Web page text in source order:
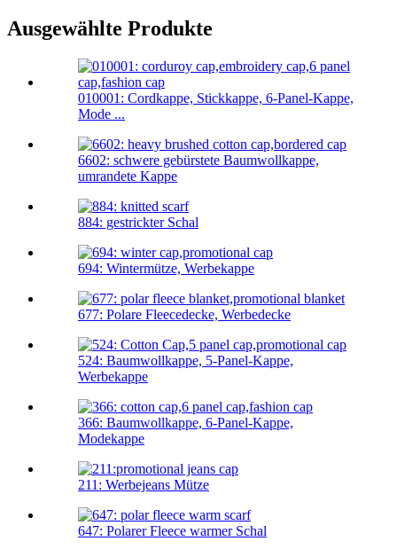
Ausgewählte Produkte
010001: Cordkappe, Stickkappe, 6-Panel-Kappe,
Mode ...
6602: schwere gebürstete Baumwollkappe,
umrandete Kappe
884: gestrickter Schal
694: Wintermütze, Werbekappe
677: Polare Fleecedecke, Werbedecke
524: Baumwollkappe, 5-Panel-Kappe,
Werbekappe
366: Baumwollkappe, 6-Panel-Kappe,
Modekappe
211: Werbejeans Mütze
647: Polarer Fleece warmer Schal